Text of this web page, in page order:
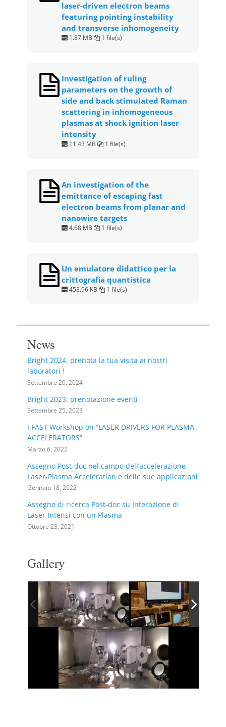
laser-driven electron beams
featuring pointing instability
and transverse inhomogeneity
1.87 MB 1 file(s)
Investigation of ruling
parameters on the growth of
side and back stimulated Raman
scattering in inhomogeneous
plasmas at shock ignition laser
intensity
11.43 MB 1 file(s)
An investigation of the
emittance of escaping fast
electron beams from planar and
nanowire targets
4.68 MB 1 file(s)
Un emulatore didattico per la
crittografia quantistica
458.96 KB 1 file(s)
News
Bright 2024, prenota la tua visita ai nostri
laboratori !
Settembre 20, 2024
Bright 2023: prenotazione eventi
Settembre 25, 2023
I.FAST Workshop on “LASER DRIVERS FOR PLASMA
ACCELERATORS”
Marzo 6, 2022
Assegno Post-doc nel campo dell’accelerazione
Laser-Plasma Acceleration e delle sue applicazioni
Gennaio 18, 2022
Assegno di ricerca Post-doc su Interazione di
Laser Intensi con un Plasma
Ottobre 23, 2021
Gallery